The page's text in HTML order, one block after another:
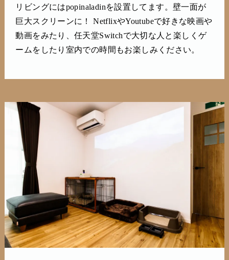
リビングにはpopinaladinを設置してます。壁一面が
巨大スクリーンに！ NetflixやYoutubeで好きな映画や
動画をみたり、任天堂Switchで大切な人と楽しくゲ
ームをしたり室内での時間もお楽しみください。